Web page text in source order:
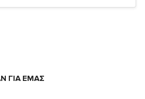
ΓΙΑ ΕΜΑΣ